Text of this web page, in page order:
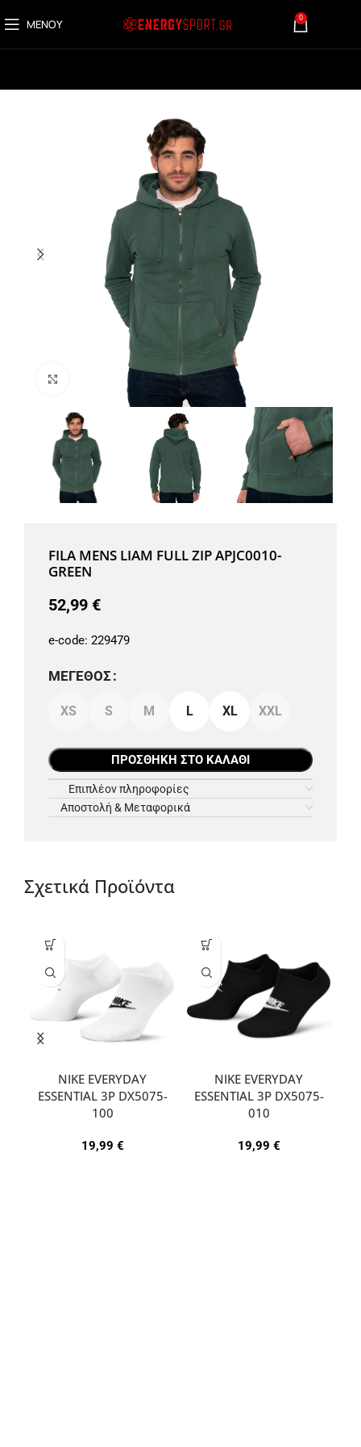
ΜΕΝΟΎ 0
Μεγέθυνση
FILA MENS LIAM FULL ZIP APJC0010-
GREEN
52,99 €
e-code: 229479
ΜΈΓΕΘΟΣ
XS S M L XL XXL
ΠΡΟΣΘΉΚΗ ΣΤΟ ΚΑΛΆΘΙ
Επιπλέον πληροφορίες
Αποστολή & Μεταφορικά
Σχετικά Προϊόντα
NIKE EVERYDAY
ESSENTIAL 3P DX5075-
100
19,99 €
NIKE EVERYDAY
ESSENTIAL 3P DX5075-
010
19,99 €